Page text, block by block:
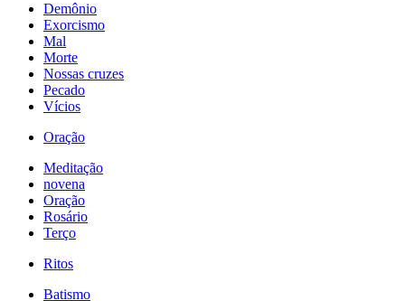
Demônio
Exorcismo
Mal
Morte
Nossas cruzes
Pecado
Vícios
Oração
Meditação
novena
Oração
Rosário
Terço
Ritos
Batismo